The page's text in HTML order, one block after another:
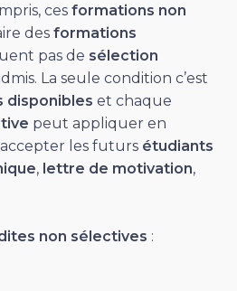
ces formations non
des formations
pas de sélection
La seule condition c’est
disponibles et chaque
peut appliquer en
les futurs étudiants
, lettre de motivation,
non sélectives :